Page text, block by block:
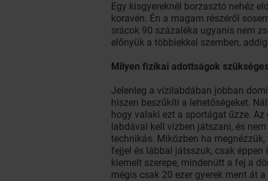
Egy kisgyereknél borzasztó nehéz
koravén. Én a magam részéről
srácok 90 százaléka ugyanis nem
előnyük a többiekkel szemben,
Milyen fizikai adottságok
Jelenleg a vízilabdában jobban
hiszen beszűkíti a lehetőségeket.
hogy valaki ezt a sportágat űzze.
labdával kell vízben játszani, és
technikás. Miközben ha
fejjel és lábbal játsszuk, csak
kiemelt szerepe, mindenütt a fej a
mégis csak 20 ezer gyerek ment át